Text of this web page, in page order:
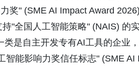
奖" (SME AI Impact Award
"全国人工智能策略" (NAIS) 的实
是自主开发专有AI工具的企业
能影响力奖信任标志" (SME AI